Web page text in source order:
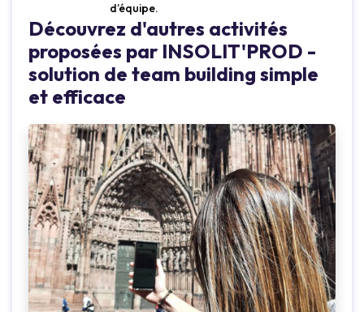
d’équipe.
Découvrez d'autres activités
proposées par INSOLIT'PROD -
solution de team building simple
et efficace